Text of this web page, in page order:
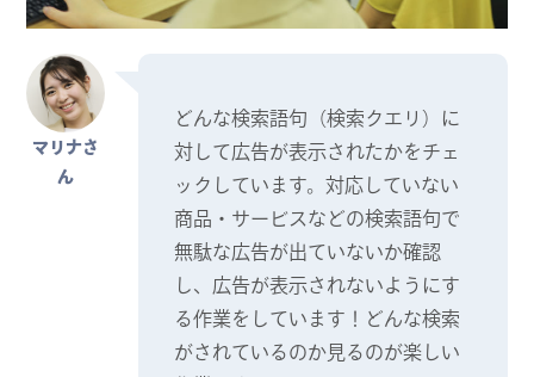
マリナさ
ん
どんな検索語句（検索クエリ）に
対して広告が表示されたかをチェ
ックしています。対応していない
商品・サービスなどの検索語句で
無駄な広告が出ていないか確認
し、広告が表示されないようにす
る作業をしています！どんな検索
がされているのか見るのが楽しい